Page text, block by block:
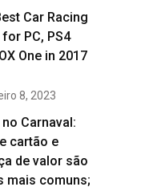
Car Racing
PC, PS4
One in 2017
8, 2023
Carnaval:
cartão e
de valor são
mais comuns;